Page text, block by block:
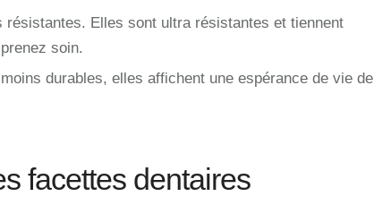
résistantes. Elles sont ultra résistantes et tiennent
soin.
durables, elles affichent une espérance de vie de
facettes dentaires